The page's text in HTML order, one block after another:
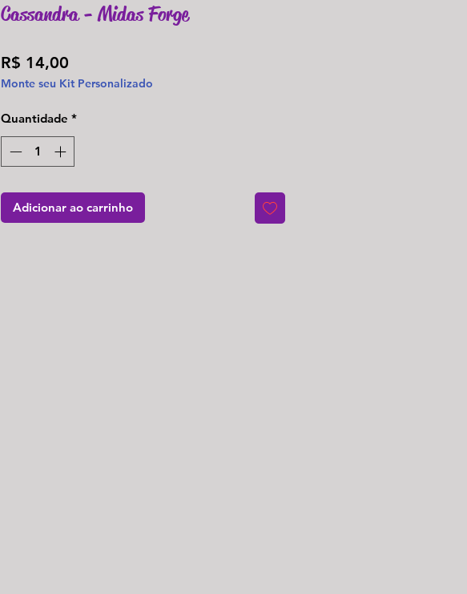
Cassandra - Midas Forge
R$ 14,00
Monte seu Kit Personalizado
Quantidade *
Adicionar ao carrinho